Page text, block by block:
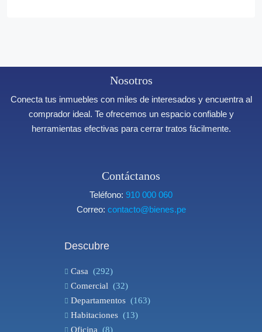
Nosotros
Conecta tus inmuebles con miles de interesados y encuentra al
comprador ideal. Te ofrecemos un espacio confiable y
herramientas efectivas para cerrar tratos fácilmente.
Contáctanos
Teléfono: 910 000 060
Correo: contacto@bienes.pe
Descubre
Casa (292)
Comercial (32)
Departamentos (163)
Habitaciones (13)
Oficina (8)